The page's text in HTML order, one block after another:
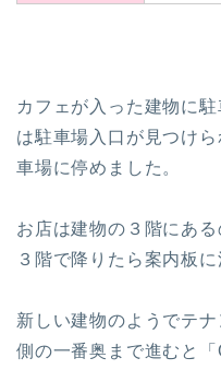
カフェが入った建物に
は駐車場入口が見つけ
車場に停めました。
お店は建物の３階にあ
３階で降りたら案内板
新しい建物のようでテ
側の一番奥まで進むと